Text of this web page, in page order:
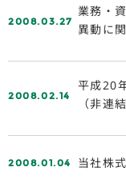
2008.03.27 業務・
異動に
2008.02.14 平成20
（非連結
2008.01.04 当社株